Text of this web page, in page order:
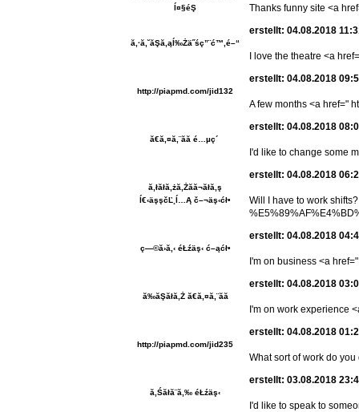
ĺ¤§éŞ
Thanks funny site <a
ă‚·ă‚˘ăŞă‚ąĺ‰Żä˝śç”¨ć™‚é–“
erstellt: 04.08.2018
I love the theatre <a
http://piapmd.com/jid132
erstellt: 04.08.2018
A few months <a href="
ă€ă‚¤ă‚¨ăă é…µç´
erstellt: 04.08.2018
I'd like to change some
ă‚łăłă‚żă‚Żăă¬ăłă‚ş
ĺ€‹äşşčĽ¸ĺ…Ą č–¬äş‹ćł•
erstellt: 04.08.2018
Will I have to work
ç—©ă›ă‚‹ éŁźäş‹ ć–ąćł•
erstellt: 04.08.2018
I'm on business <a
ă‰ăŞăłă‚Ż ă€ă‚¤ă‚¨ăă
erstellt: 04.08.2018
I'm on work experience
http://piapmd.com/jid235
erstellt: 04.08.2018
What sort of work do you
ă‚Śăłă¨ă‚‰ éŁźäş‹
erstellt: 03.08.2018
I'd like to speak to